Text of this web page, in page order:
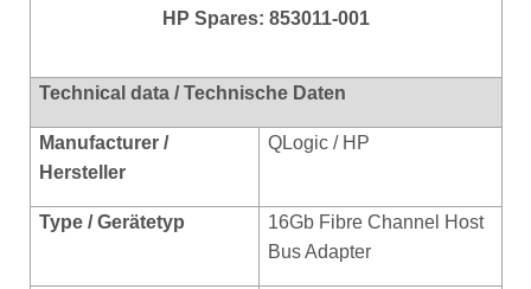
HP Spares: 853011-001
Technical data / Technische Daten
Manufacturer /
Hersteller
QLogic / HP
Type / Gerätetyp
16Gb Fibre Channel Host
Bus Adapter